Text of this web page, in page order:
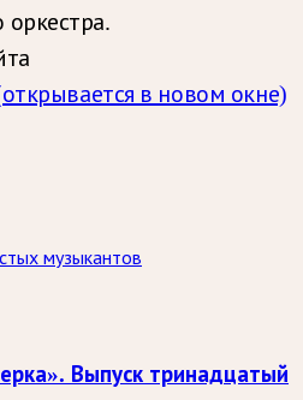
в новом окне)
музыкантов
Выпуск тринадцатый